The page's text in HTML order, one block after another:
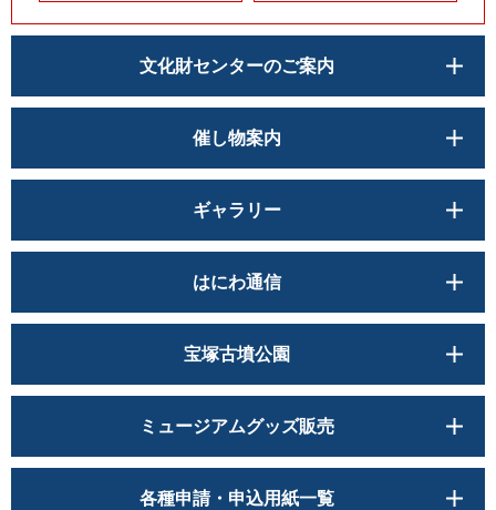
文化財センターのご案内
催し物案内
ギャラリー
はにわ通信
宝塚古墳公園
ミュージアムグッズ販売
各種申請・申込用紙一覧